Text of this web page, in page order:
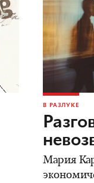
В РАЗЛУКЕ
Мария